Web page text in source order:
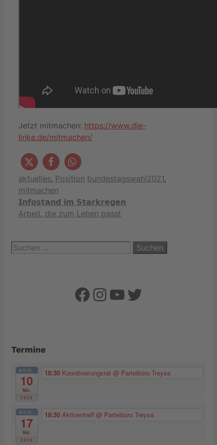
Jetzt mitmachen: https://www.die-
linke.de/mitmachen/
Kategorien
aktuelles, Position Schlagwörter
bundestagswahl2021,
mitmachen
𝗜𝗻𝗳𝗼𝘀𝘁𝗮𝗻𝗱 𝗶𝗺 𝗦𝘁𝗮𝗿𝗸𝗿𝗲𝗴𝗲𝗻
Arbeit, die zum Leben passt
Suchen
nach:
Facebook
Instagram
YouTube
Twitter
Termine
AUG.
10
Mo.
2026
18:30 Koordinierungsrat @ Parteibüro Treysa
AUG.
17
Mo.
2026
18:30 Aktiventreff @ Parteibüro Treysa